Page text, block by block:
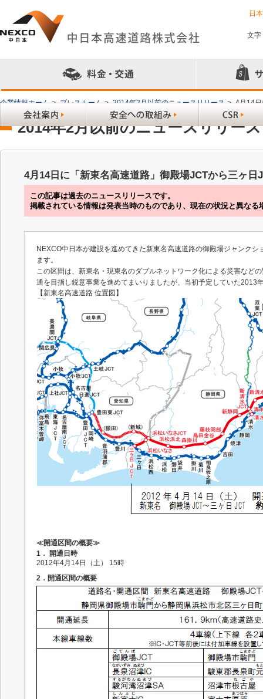
日
文字
企業情報ホーム > プレスルーム > 2014年2月以前のニュースリリース > 4月14
2014年2月以前のニュースリリース
4月14日に「新東名高速道路」御殿場JCTから三ヶ日
この記事は過去のニュースリリースです。
掲載されている情報は発表当時のものであり、現在の状況と異なる
NEXCO中日本が建設を進めてきた新東名高速道路の御殿場ジャンク
ます。
この区間は、新東名・現東名のダブルネットワーク化による災害など
通を目指し鋭意事業を進めてまいりましたが、当初予定していた
【新東名高速道路 位置図】
≪開通区間の概要≫
1． 開通日時
2012年4月14日（土） 15時
2．開通区間の概要